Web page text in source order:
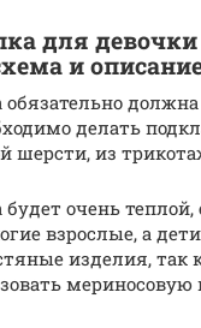
для
и
делать
шерсти, из
очень теплой,
взрослые, а
изделия, так
мериносовую